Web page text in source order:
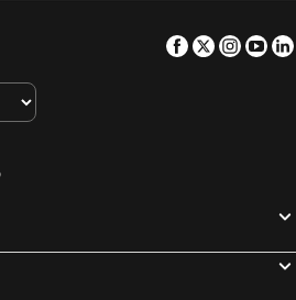
Hotel Windsor Barranquilla
Crowne Plaza Barranquilla By Ihg
Facebook
Twitter